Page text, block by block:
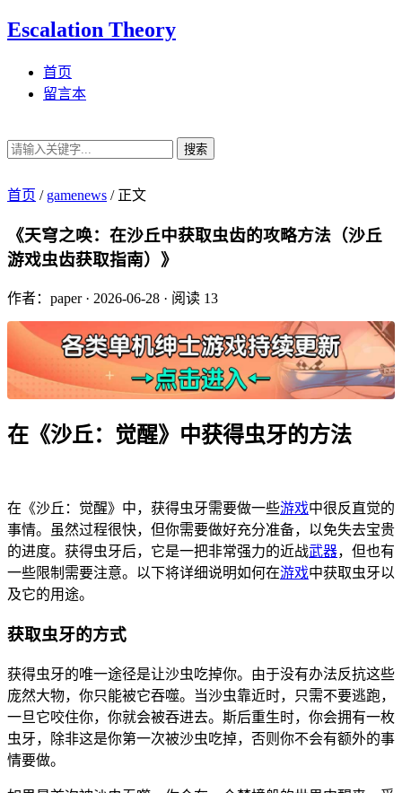
Escalation Theory
首页
留言本
搜索
首页 / gamenews /正文
《天穹之唤：在沙丘中获取虫齿的攻略方法（沙丘
游戏虫齿获取指南）》
作者：paper· 2026-06-28 · 阅读 13
在《沙丘：觉醒》中获得虫牙的方法
在《沙丘：觉醒》中，获得虫牙需要做一些游戏中很反直觉的
事情。虽然过程很快，但你需要做好充分准备，以免失去宝贵
的进度。获得虫牙后，它是一把非常强力的近战武器，但也有
一些限制需要注意。以下将详细说明如何在游戏中获取虫牙以
及它的用途。
获取虫牙的方式
获得虫牙的唯一途径是让沙虫吃掉你。由于没有办法反抗这些
庞然大物，你只能被它吞噬。当沙虫靠近时，只需不要逃跑，
一旦它咬住你，你就会被吞进去。斯后重生时，你会拥有一枚
虫牙，除非这是你第一次被沙虫吃掉，否则你不会有额外的事
情要做。